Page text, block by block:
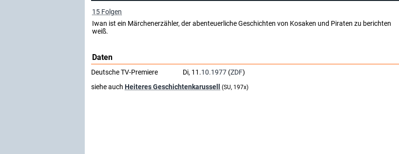
15 Folgen
Iwan ist ein Märchenerzähler, der abenteuerliche Geschichten von Kosaken und Piraten zu berichten
weiß.
Daten
Deutsche TV-Premiere Di, 11.10.1977 (ZDF)
siehe auch Heiteres Geschichtenkarussell (SU, 197x)